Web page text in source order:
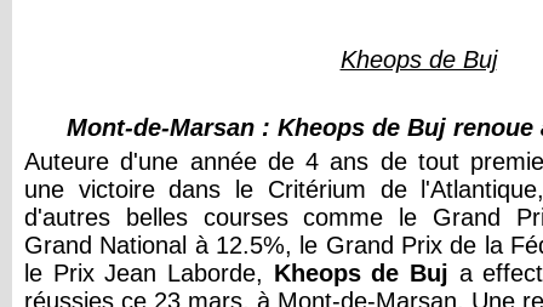
Kheops de Buj
Mont-de-Marsan : Kheops de Buj renoue
Auteure d'une année de 4 ans de tout
une victoire dans le Critérium de
d'autres belles courses comme le Grand
Grand National à 12.5%, le Grand Prix de la
le Prix Jean Laborde, Kheops de Buj a
réussies ce 23 mars, à Mont-de-Marsan. Une